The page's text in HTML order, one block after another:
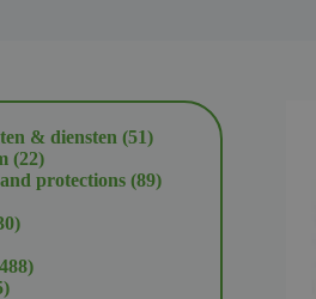
& diensten 5151
2222
producten
protections 8989
30
488488
155